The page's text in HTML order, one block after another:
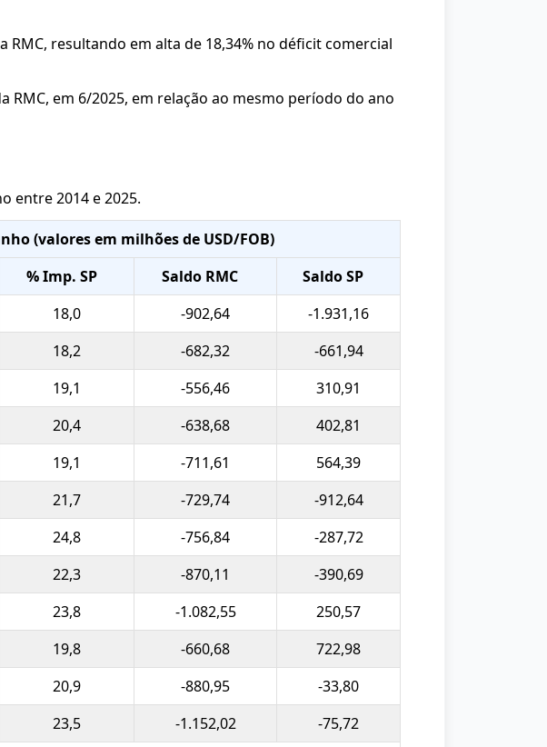
resultando em alta de 18,34% no déficit comercial
em 6/2025, em relação ao mesmo período do ano
entre 2014 e 2025.
(valores em milhões de USD/FOB)
% Imp. SP Saldo RMC
Saldo SP
18,0 -902,64
-1.931,16
18,2 -682,32
-661,94
19,1 -556,46
310,91
20,4 -638,68
402,81
19,1 -711,61
564,39
21,7 -729,74
-912,64
24,8 -756,84
-287,72
22,3 -870,11
-390,69
23,8 -1.082,55
250,57
19,8 -660,68
722,98
20,9 -880,95
-33,80
23,5 -1.152,02
-75,72